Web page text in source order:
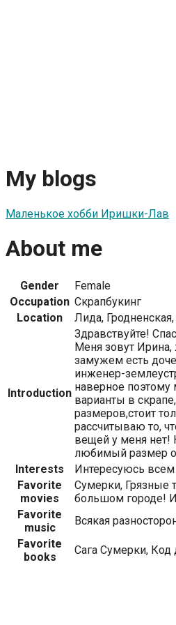
My blogs
Маленькое хобби Иришки-Лав
About me
Gender
Female
Occupation Скрапбукинг
Location
Лида,
Introduction
Здравствуйте!
Меня зовут
замужем есть
инженер-
наверное поэтому
варианты в
размеров,стоит
рассчитываю то,
вещей у меня нет!
любимый размер
Interests
Интересуюсь
Favorite
movies
Сумерки, Грязные
большом городе!
Favorite
music
Всякая
Favorite
books
Сага Сумерки,